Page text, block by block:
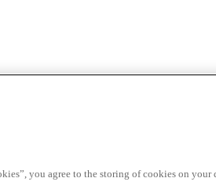
you agree to the storing of cookies on your